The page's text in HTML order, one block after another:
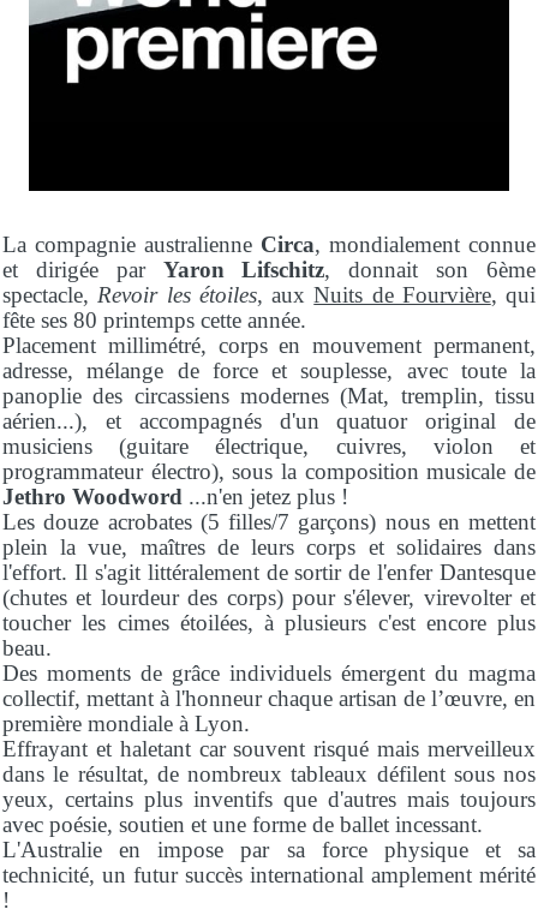
La compagnie australienne Circa, mondialement connue
et dirigée par Yaron Lifschitz, donnait son 6ème
spectacle,Revoir les étoiles, auxNuits de Fourvière, qui
fête ses 80 printemps cette année.
Placement millimétré, corps en mouvement permanent,
adresse, mélange de force et souplesse, avec toute la
panoplie des circassiens modernes (Mat, tremplin, tissu
aérien...), et accompagnés d'un quatuor original de
musiciens (guitare électrique, cuivres, violon et
programmateur électro), sous la composition musicale de
Jethro Woodword ...n'en jetez plus !
Les douze acrobates (5 filles/7 garçons) nous en mettent
plein la vue, maîtres de leurs corps et solidaires dans
l'effort. Il s'agit littéralement de sortir de l'enfer Dantesque
(chutes et lourdeur des corps) pour s'élever, virevolter et
toucher les cimes étoilées, à plusieurs c'est encore plus
beau.
Des moments de grâce individuels émergent du magma
collectif, mettant à l'honneur chaque artisan de l’œuvre, en
première mondiale à Lyon.
Effrayant et haletant car souvent risqué mais merveilleux
dans le résultat, de nombreux tableaux défilent sous nos
yeux, certains plus inventifs que d'autres mais toujours
avec poésie, soutien et une forme de ballet incessant.
L'Australie en impose par sa force physique et sa
technicité, un futur succès international amplement mérité
!